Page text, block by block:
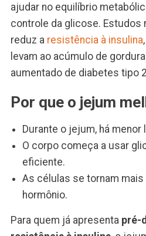
ajudar no equilíbrio
controle da glicose. Estudos
reduz a resistência à insulina
levam ao acúmulo de
aumentado de diabetes tipo
Por que o jejum
Durante o jejum, há menor
O corpo começa a usar
eficiente.
As células se tornam
hormônio.
Para quem já apresenta pré-